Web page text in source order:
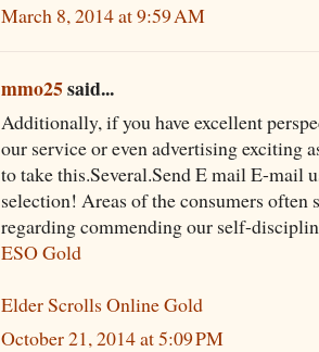
March 8, 2014 at 9:59 AM
mmo25said...
Additionally, if you have excellent
our service or even advertising exciting
to take this.Several.Send E mail E-mail
selection! Areas of the consumers often
regarding commending our self-
ESO Gold
Elder Scrolls Online Gold
October 21, 2014 at 5:09 PM